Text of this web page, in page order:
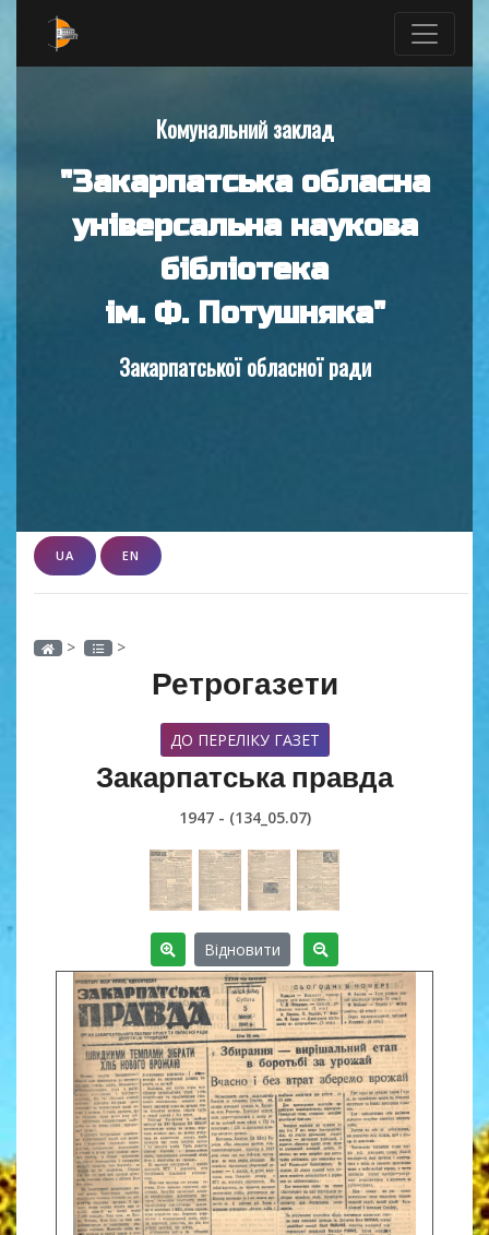
Комунальний заклад
"Закарпатська обласна
універсальна наукова
бібліотека
ім. Ф. Потушняка"
Закарпатської обласної ради
UA EN
> >
Ретрогазети
ДО ПЕРЕЛІКУ ГАЗЕТ
Закарпатська правда
1947 - (134_05.07)
Відновити